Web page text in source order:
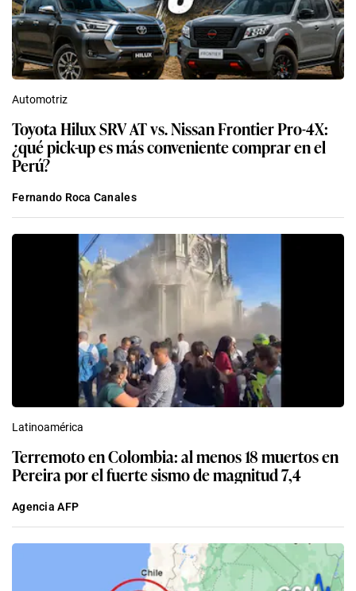
Automotriz
Toyota Hilux SRV AT vs. Nissan Frontier Pro-4X:
¿qué pick-up es más conveniente comprar en el
Perú?
Fernando Roca Canales
Latinoamérica
Terremoto en Colombia: al menos 18 muertos en
Pereira por el fuerte sismo de magnitud 7,4
Agencia AFP